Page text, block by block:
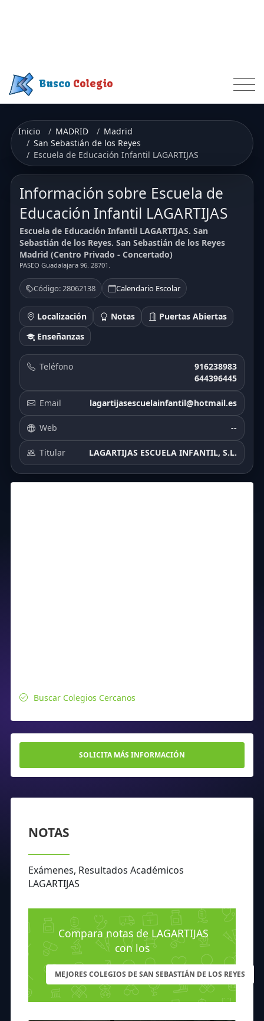
Busco Colegio
Inicio MADRID
Madrid
San Sebastián de los Reyes
Escuela de Educación Infantil LAGARTIJAS
Información sobre Escuela de
Educación Infantil LAGARTIJAS
Escuela de Educación Infantil LAGARTIJAS. San
Sebastián de los Reyes. San Sebastián de los Reyes
Madrid (Centro Privado - Concertado)
PASEO Guadalajara 96. 28701.
Código: 28062138 Calendario Escolar
Localización Notas
Puertas Abiertas
Enseñanzas
Teléfono
916238983
644396445
Email lagartijasescuelainfantil@hotmail.es
Web --
Titular LAGARTIJAS ESCUELA INFANTIL, S.L.
Buscar Colegios Cercanos
SOLICITA MÁS INFORMACIÓN
NOTAS
Exámenes, Resultados Académicos
LAGARTIJAS
Compara notas de LAGARTIJAS
con los
MEJORES COLEGIOS DE SAN SEBASTIÁN DE LOS REYES